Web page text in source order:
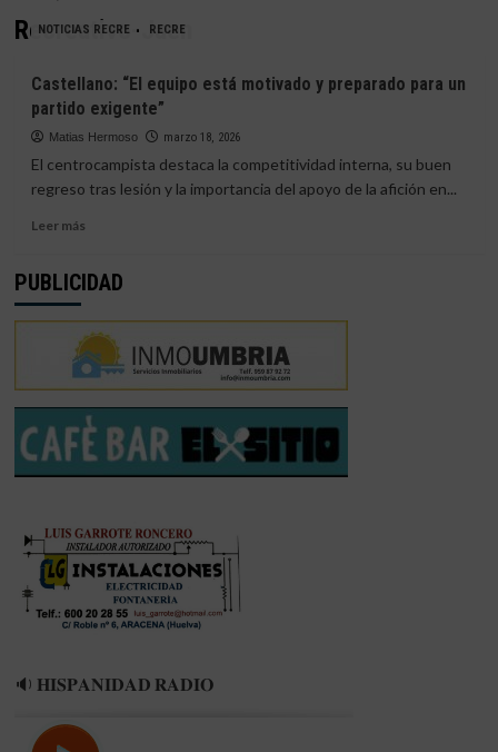
Recreativo-Jaen
NOTICIAS RECRE RECRE
Castellano: “El equipo está motivado y preparado para un
partido exigente”
Matias Hermoso marzo 18, 2026
El centrocampista destaca la competitividad interna, su buen
regreso tras lesión y la importancia del apoyo de la afición en...
Leer másLeer
Castellano:
equipo
está
motivado
y
preparado
para
un
partido
PUBLICIDAD
🔉 𝐇𝐈𝐒𝐏𝐀𝐍𝐈𝐃𝐀𝐃 𝐑𝐀𝐃𝐈𝐎